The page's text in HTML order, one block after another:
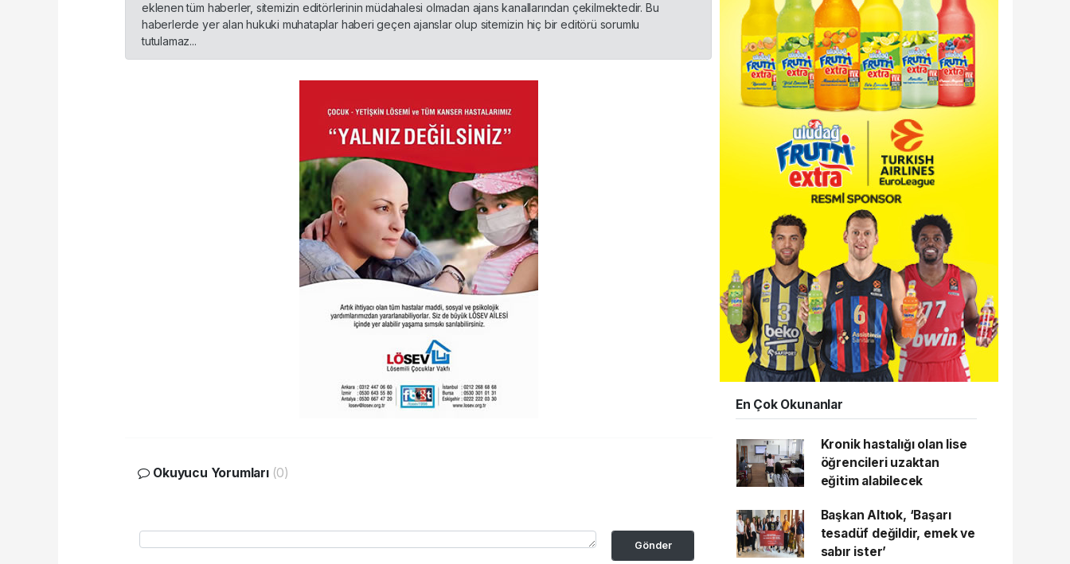
eklenen tüm haberler, sitemizin editörlerinin müdahalesi olmadan ajans kanallarından çekilmektedir. Bu
haberlerde yer alan hukuki muhataplar haberi geçen ajanslar olup sitemizin hiç bir editörü sorumlu
tutulamaz...
Okuyucu Yorumları (0)
Gönder
En Çok Okunanlar
Kronik hastalığı olan lise
öğrencileri uzaktan
eğitim alabilecek
Başkan Altıok, ‘Başarı
tesadüf değildir, emek ve
sabır ister’